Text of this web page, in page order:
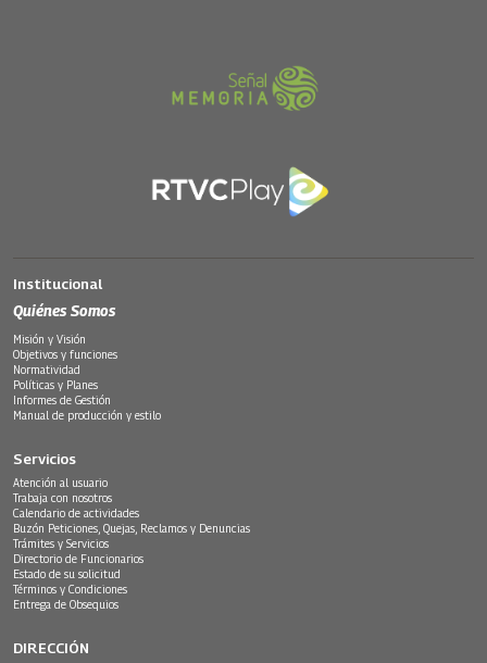
Institucional
Quiénes Somos
Misión y Visión
Objetivos y funciones
Normatividad
Políticas y Planes
Informes de Gestión
Manual de producción y estilo
Servicios
Atención al usuario
Trabaja con nosotros
Calendario de actividades
Buzón Peticiones, Quejas, Reclamos y Denuncias
Trámites y Servicios
Directorio de Funcionarios
Estado de su solicitud
Términos y Condiciones
Entrega de Obsequios
DIRECCIÓN